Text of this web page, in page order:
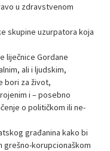
u zdravstvenom
skupine uzurpatora koja
liječnice Gordane
ali i ljudskim,
bori za život,
i – posebno
o političkom ili ne-
građanina kako bi
grešno-korupcionaškom